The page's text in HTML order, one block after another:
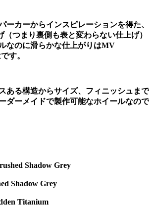
ーカーからインスピレーションを得た、
（つまり裏側も表と変わらない仕上げ）
なのに滑らかな仕上がりはMV
す。
ある構造からサイズ、フィニッシュまで
ダーメイドで製作可能なホイールなので
Shadow Grey
Shadow Grey
Titanium